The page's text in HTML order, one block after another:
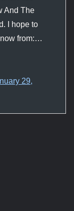
And The
I hope to
from:…
29,